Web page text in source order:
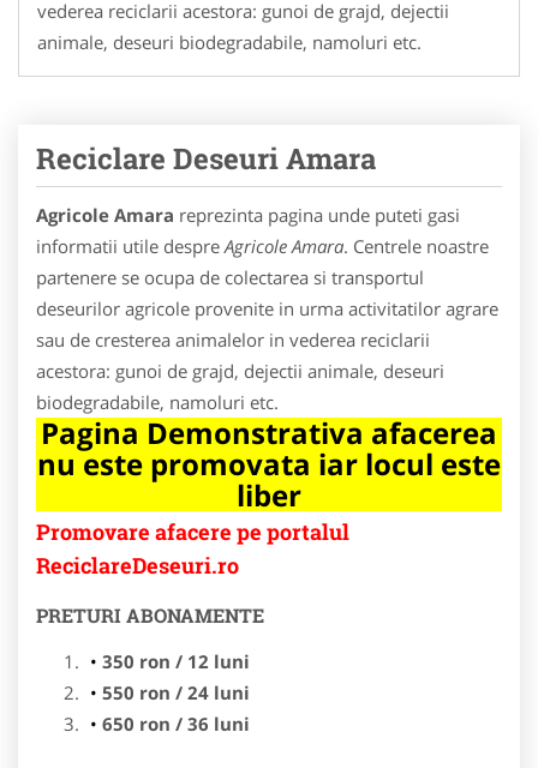
vederea reciclarii acestora: gunoi de grajd, dejectii
animale, deseuri biodegradabile, namoluri etc.
Reciclare Deseuri Amara
Agricole Amara reprezinta pagina unde puteti gasi
informatii utile despre Agricole Amara. Centrele noastre
partenere se ocupa de colectarea si transportul
deseurilor agricole provenite in urma activitatilor agrare
sau de cresterea animalelor in vederea reciclarii
acestora: gunoi de grajd, dejectii animale, deseuri
biodegradabile, namoluri etc.
Pagina Demonstrativa afacerea
nu este promovata iar locul este
liber
Promovare afacere pe portalul
ReciclareDeseuri.ro
PRETURI ABONAMENTE
350 ron / 12 luni
550 ron / 24 luni
650 ron / 36 luni